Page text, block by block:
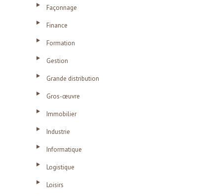
Façonnage
Finance
Formation
Gestion
Grande distribution
Gros-œuvre
Immobilier
Industrie
Informatique
Logistique
Loisirs